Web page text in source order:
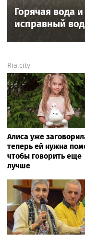
Горячая вода
исправный
Ria.city
Алиса уже
теперь ей нужна
чтобы говорить еще
лучше